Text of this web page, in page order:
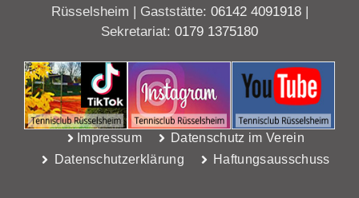
Rüsselsheim | Gaststätte: 06142 4091918|
Sekretariat: 0179 1375180
Impressum
Datenschutz im Verein
Datenschutzerklärung
Haftungsausschuss